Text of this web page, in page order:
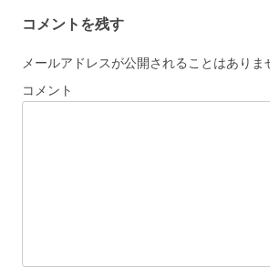
コメントを残す
メールアドレスが公開されることはありま
コメント